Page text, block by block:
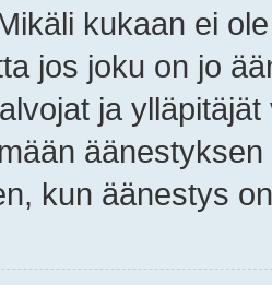
kukaan ei
jos joku on jo
ja
kun äänestys